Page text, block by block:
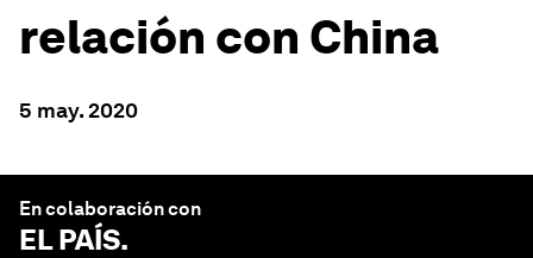
relación con China
5 may. 2020
En colaboración con
EL PAÍS.